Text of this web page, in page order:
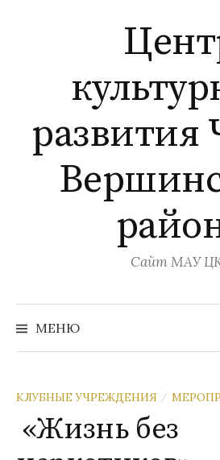
развития
Сайт МАУ
МЕНЮ
КЛУБНЫЕ УЧРЕЖДЕНИЯ /
«Жизнь без